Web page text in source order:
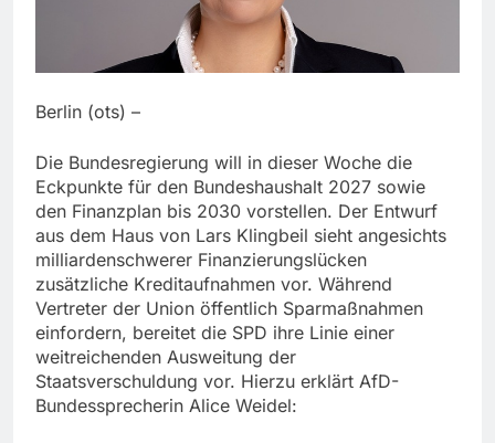
Berlin (ots) –
Die Bundesregierung will in dieser Woche die
Eckpunkte für den Bundeshaushalt 2027 sowie
den Finanzplan bis 2030 vorstellen. Der Entwurf
aus dem Haus von Lars Klingbeil sieht angesichts
milliardenschwerer Finanzierungslücken
zusätzliche Kreditaufnahmen vor. Während
Vertreter der Union öffentlich Sparmaßnahmen
einfordern, bereitet die SPD ihre Linie einer
weitreichenden Ausweitung der
Staatsverschuldung vor. Hierzu erklärt AfD-
Bundessprecherin Alice Weidel: